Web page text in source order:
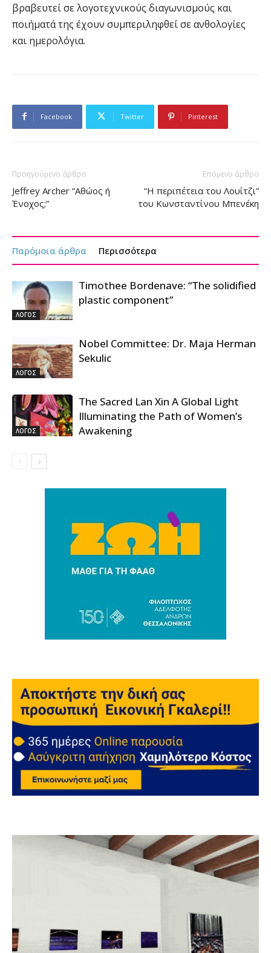
βραβευτεί σε λογοτεχνικούς διαγωνισμούς και
ποιήματά της έχουν συμπεριληφθεί σε ανθολογίες
και ημερολόγια.
Facebook Twitter Pinterest
Προηγούμενο άρθρο
Jeffrey Archer “Αθώος ή
Ένοχος;”
Επόμενο άρθρο
“Η περιπέτεια του Λουίτζι”
του Κωνσταντίνου Μπενέκη
Παρόμοια άρθρα Περισσότερα
ΛΟΓΟΣ
Timothee Bordenave: “The solidified
plastic component”
ΛΟΓΟΣ
Nobel Committee: Dr. Maja Herman
Sekulic
ΛΟΓΟΣ
The Sacred Lan Xin A Global Light
Illuminating the Path of Women’s
Awakening